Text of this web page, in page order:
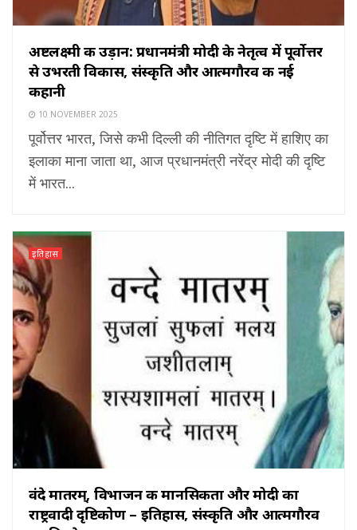
अष्टलक्ष्मी की उड़ान: प्रधानमंत्री मोदी के नेतृत्व में पूर्वोत्तर
से उभरती विकास, संस्कृति और आत्मगौरव की नई
कहानी
10 NOVEMBER 2025
पूर्वोत्तर भारत, जिसे कभी दिल्ली की नीतिगत दृष्टि में हाशिए का
इलाका माना जाता था, आज प्रधानमंत्री नरेंद्र मोदी की दृष्टि
में भारत...
इतिहास
वंदे मातरम्, विभाजन की मानसिकता और मोदी का
राष्ट्रवादी दृष्टिकोण – इतिहास, संस्कृति और आत्मगौरव